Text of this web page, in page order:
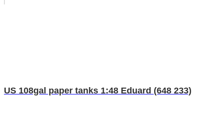
US 108gal paper tanks 1:48 Eduard (648 233)